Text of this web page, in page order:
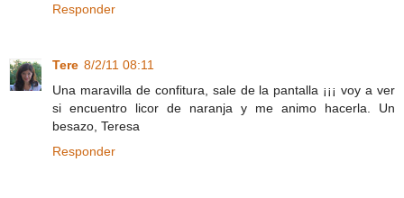
Responder
Tere 8/2/11 08:11
Una maravilla de confitura, sale de la pantalla ¡¡¡ voy a ver
si encuentro licor de naranja y me animo hacerla. Un
besazo, Teresa
Responder